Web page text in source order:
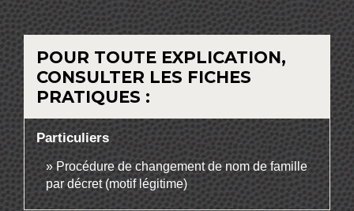
POUR TOUTE EXPLICATION,
CONSULTER LES FICHES
PRATIQUES :
Particuliers
Procédure de changement de nom de famille
par décret (motif légitime)